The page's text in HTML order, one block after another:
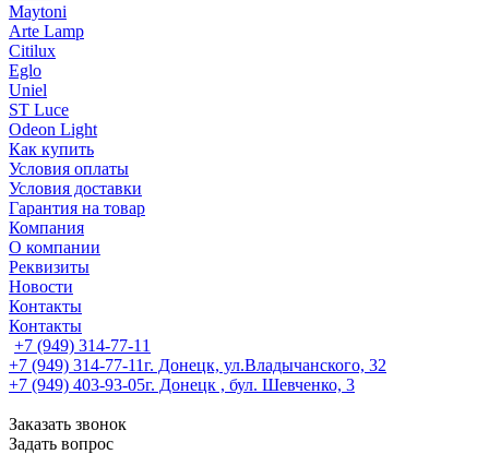
Maytoni
Arte Lamp
Citilux
Eglo
Uniel
ST Luce
Odeon Light
Как купить
Условия оплаты
Условия доставки
Гарантия на товар
Компания
О компании
Реквизиты
Новости
Контакты
Контакты
+7 (949) 314-77-11
+7 (949) 314-77-11г. Донецк, ул.Владычанского, 32
+7 (949) 403-93-05г. Донецк , бул. Шевченко, 3
Заказать звонок
Задать вопрос